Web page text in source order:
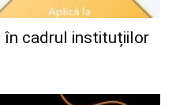
în cadrul instituțiilor